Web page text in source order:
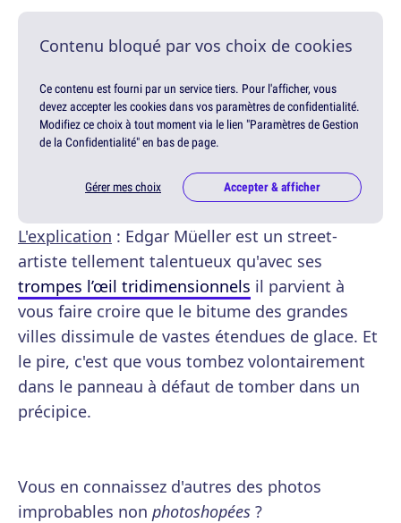
Contenu bloqué par vos choix de cookies
Ce contenu est fourni par un service tiers. Pour l'afficher, vous
devez accepter les cookies dans vos paramètres de confidentialité.
Modifiez ce choix à tout moment via le lien "Paramètres de Gestion
de la Confidentialité" en bas de page.
Gérer mes choix Accepter & afficher
L'explication : Edgar Müeller est un street-
artiste tellement talentueux qu'avec ses
trompes l’œil tridimensionnels il parvient à
vous faire croire que le bitume des grandes
villes dissimule de vastes étendues de glace. Et
le pire, c'est que vous tombez volontairement
dans le panneau à défaut de tomber dans un
précipice.
Vous en connaissez d'autres des photos
improbables non photoshopées ?